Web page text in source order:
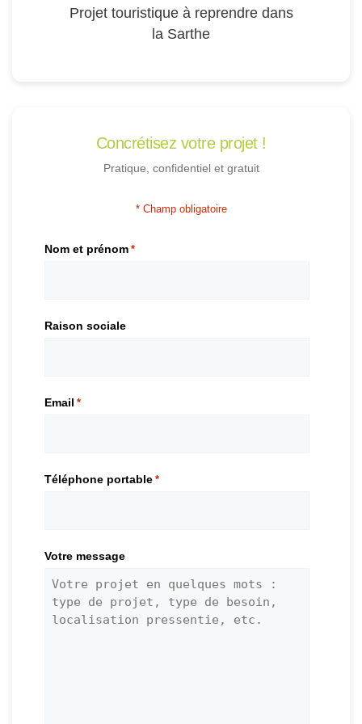
Projet touristique à reprendre dans
la Sarthe
Concrétisez votre projet !
Pratique, confidentiel et gratuit
* Champ obligatoire
Nom et prénom *
Raison sociale
Email *
Téléphone portable *
Votre message